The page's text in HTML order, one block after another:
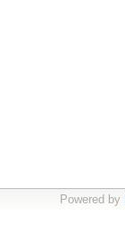
Powered by